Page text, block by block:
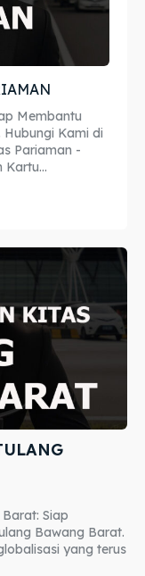
Membantu
Kami di
Siap
Bawang Barat.
yang terus